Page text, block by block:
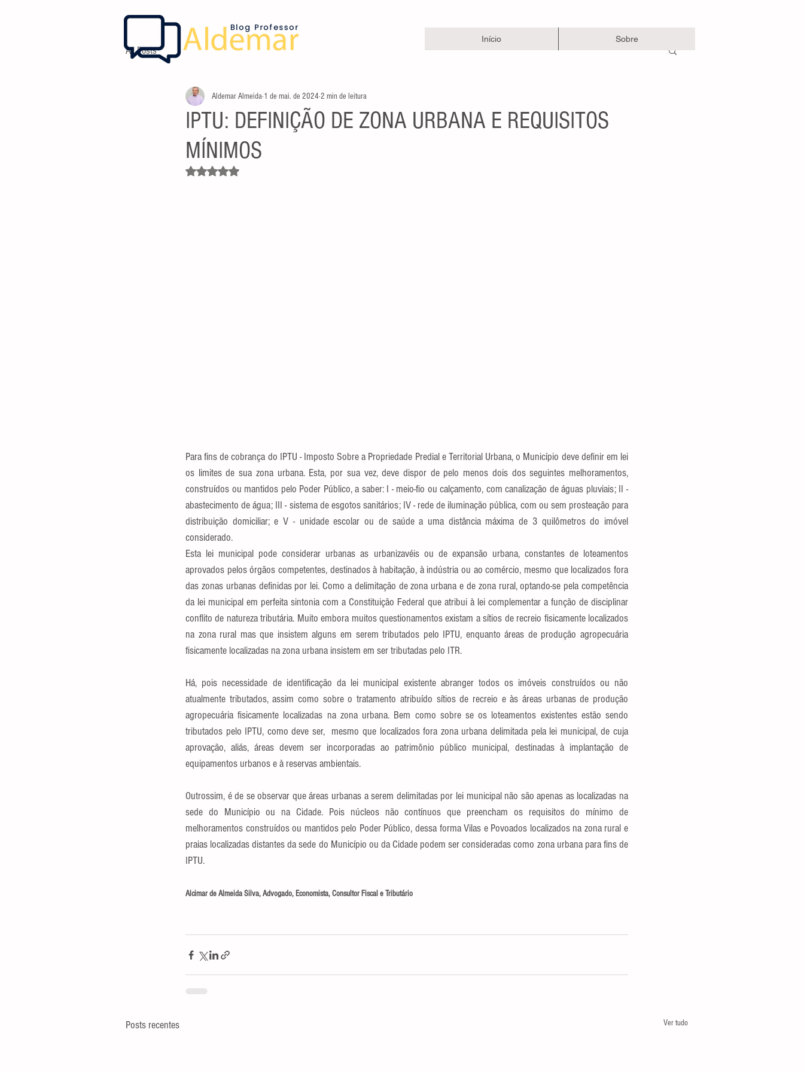
Início Sobre
All Posts
IPTU: DEFINIÇÃO DE ZONA URBANA E REQUISITOS
MÍNIMOS
Aldemar Almeida 1 de mai. de 2024 2 min de leitura
Avaliado com NaN de 5 estrelas.
Para fins de cobrança do IPTU - Imposto Sobre a Propriedade Predial e Territorial Urbana, o Município deve definir em lei
os limites de sua zona urbana. Esta, por sua vez, deve dispor de pelo menos dois dos seguintes melhoramentos,
construídos ou mantidos pelo Poder Público, a saber: I - meio-fio ou calçamento, com canalização de águas pluviais; II -
abastecimento de água; III - sistema de esgotos sanitários; IV - rede de iluminação pública, com ou sem prosteação para
distribuição domiciliar; e V - unidade escolar ou de saúde a uma distância máxima de 3 quilômetros do imóvel
considerado.
Esta lei municipal pode considerar urbanas as urbanizavéis ou de expansão urbana, constantes de loteamentos
aprovados pelos órgãos competentes, destinados à habitação, à indústria ou ao comércio, mesmo que localizados fora
das zonas urbanas definidas por lei. Como a delimitação de zona urbana e de zona rural, optando-se pela competência
da lei municipal em perfeita sintonia com a Constituição Federal que atribui à lei complementar a função de disciplinar
conflito de natureza tributária. Muito embora muitos questionamentos existam a sítios de recreio fisicamente localizados
na zona rural mas que insistem alguns em serem tributados pelo IPTU, enquanto áreas de produção agropecuária
fisicamente localizadas na zona urbana insistem em ser tributadas pelo ITR.
Há, pois necessidade de identificação da lei municipal existente abranger todos os imóveis construídos ou não
atualmente tributados, assim como sobre o tratamento atribuído sítios de recreio e às áreas urbanas de produção
agropecuária fisicamente localizadas na zona urbana. Bem como sobre se os loteamentos existentes estão sendo
tributados pelo IPTU, como deve ser,  mesmo que localizados fora zona urbana delimitada pela lei municipal, de cuja
aprovação, aliás, áreas devem ser incorporadas ao patrimônio público municipal, destinadas à implantação de
equipamentos urbanos e à reservas ambientais.
Outrossim, é de se observar que áreas urbanas a serem delimitadas por lei municipal não são apenas as localizadas na
sede do Município ou na Cidade. Pois núcleos não contínuos que preencham os requisitos do mínimo de
melhoramentos construídos ou mantidos pelo Poder Público, dessa forma Vilas e Povoados localizados na zona rural e
praias localizadas distantes da sede do Município ou da Cidade podem ser consideradas como zona urbana para fins de
IPTU.
Alcimar de Almeida Silva, Advogado, Economista, Consultor Fiscal e Tributário
Posts recentes Ver tudo